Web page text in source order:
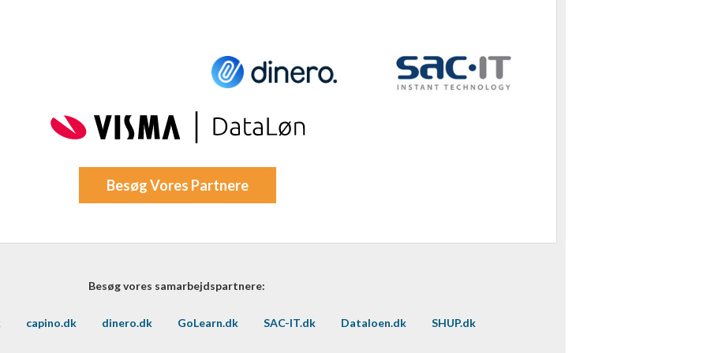
Besøg Vores Partnere
Besøg vores samarbejdspartnere:
capino.dk dinero.dk GoLearn.dk SAC-IT.dk Dataloen.dk SHUP.dk